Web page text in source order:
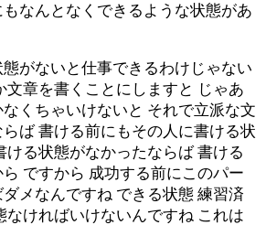
なんとなくできるような状態があ
がないと仕事できるわけじゃない
文章を書くことにしますと じゃあ
くちゃいけないと それで立派な文
ば 書ける前にもその人に書ける状
ける状態がなかったならば 書ける
ですから 成功する前にこのパー
メなんですね できる状態 練習済
なければいけないんですね これは